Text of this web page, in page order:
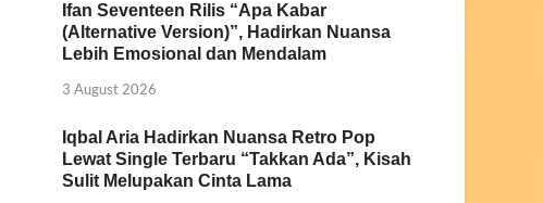
Ifan Seventeen Rilis “Apa Kabar
(Alternative Version)”, Hadirkan Nuansa
Lebih Emosional dan Mendalam
3 August 2026
Iqbal Aria Hadirkan Nuansa Retro Pop
Lewat Single Terbaru “Takkan Ada”, Kisah
Sulit Melupakan Cinta Lama